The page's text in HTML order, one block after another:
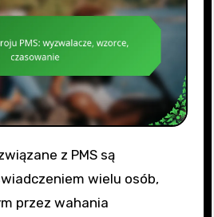
wielu osób,
przez wahania